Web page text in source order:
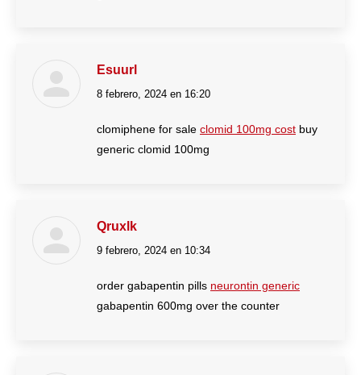
Esuurl
dice:
8 febrero, 2024 en 16:20
clomiphene for sale clomid 100mg cost buy
generic clomid 100mg
Qruxlk
dice:
9 febrero, 2024 en 10:34
order gabapentin pills neurontin generic
gabapentin 600mg over the counter